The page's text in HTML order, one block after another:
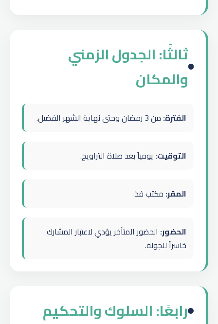
ثالثًا: الجدول الزمني
والمكان
الفترة: من 3 رمضان وحتى نهاية الشهر الفضيل.
التوقيت: يومياً بعد صلاة التراويح.
المقر: مكتب فذ.
الحضور: الحضور المتأخر يؤدي لاعتبار المشارك
خاسراً للجولة.
رابعًا: السلوك والتحكيم